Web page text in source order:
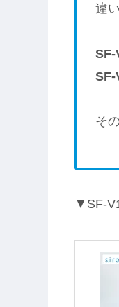
違
SF-
SF-
そ
▼SF-